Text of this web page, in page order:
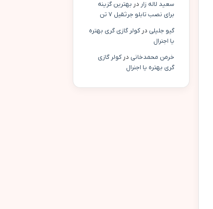
سعید لاله زار در بهترین گزینه
برای نصب تابلو جرثقیل ۷ تن
گیو جلیلی در کولر گازی گری بهتره
یا اجنرال
خرمن محمدخانی در کولر گازی
گری بهتره یا اجنرال